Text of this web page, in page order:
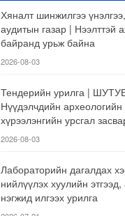
Хяналт шинжилгээ
аудитын газар | Нээлттэй
байранд урьж байна
2026-08-03
Тендерийн урилга |
Нүүдэлчдийн археологийн
хүрээлэнгийн урсгал
2026-08-03
Лабораторийн дагалдах
нийлүүлэх хуулийн
нэгжид илгээх урилга